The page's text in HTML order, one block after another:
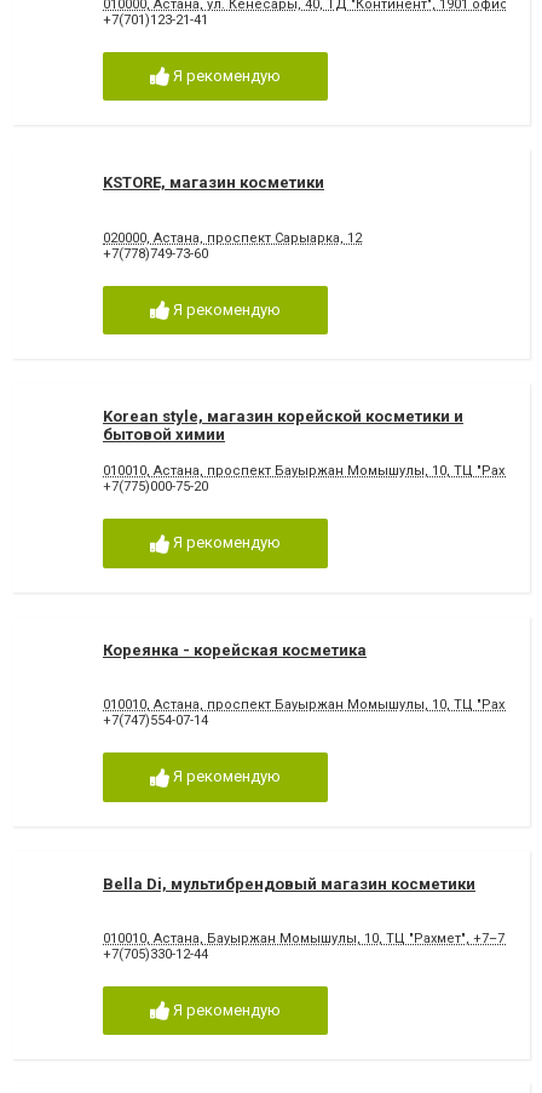
010000, Астана, ул. Кенесары, 40, ТД "Континент", 1901 офис; 19
+7(701)123-21-41
Я рекомендую
KSTORE, магазин косметики
020000, Астана, проспект Сарыарка, 12
+7(778)749-73-60
Я рекомендую
Korean style, магазин корейской косметики и
бытовой химии
010010, Астана, проспект Бауыржан Момышулы, 10, ТЦ "Рахмет",
+7(775)000-75-20
Я рекомендую
Кореянка - корейская косметика
010010, Астана, проспект Бауыржан Момышулы, 10, ТЦ "Рахмет",
+7(747)554-07-14
Я рекомендую
Bella Di, мультибрендовый магазин косметики
010010, Астана, Бауыржан Момышулы, 10, ТЦ "Рахмет",
+7(705)330-12-44
Я рекомендую